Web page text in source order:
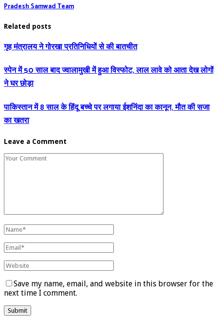
Pradesh Samwad Team
Related posts
गृह मंत्रालय ने गोरखा प्रतिनिधियों से की बातचीत
स्पेन में 50 साल बाद ज्वालामुखी में हुआ विस्फोट, लाल लावे को आता देख लोगों
ने घर छोड़ा
पाकिस्‍तान में 8 साल के हिंदू बच्‍चे पर लगाया ईशनिंदा का कानून, मौत की सजा
का खतरा
Leave a Comment
Save my name, email, and website in this browser for the
next time I comment.